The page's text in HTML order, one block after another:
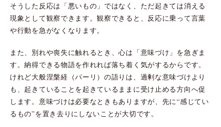
そうした反応は「悪いもの」ではなく、ただ起きては消える
現象として観察できます。観察できると、反応に乗って言葉
や行動を急がなくなります。
また、別れや喪失に触れるとき、心は「意味づけ」を急ぎま
す。納得できる物語を作れれば落ち着く気がするからです。
けれど大般涅槃経（パーリ）の語りは、過剰な意味づけより
も、起きていることを起きているままに受け止める方向へ促
します。意味づけは必要なときもありますが、先に“感じてい
るもの”を置き去りにしないことが大切です。